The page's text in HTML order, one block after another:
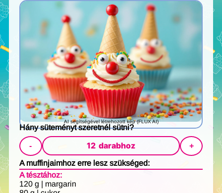
AI segítségével létrehozott kép (FLUX AI)
Hány süteményt szeretnél sütni?
- 12 darabhoz +
A muffinjaimhoz erre lesz szükséged:
A tésztához:
120 g | margarin